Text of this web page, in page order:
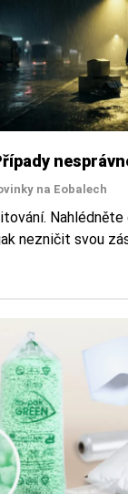
na Eobalech
nezničit svou